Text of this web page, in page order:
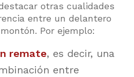
otras cualidades
entre un delantero
Por ejemplo:
remate, es decir, una
entre